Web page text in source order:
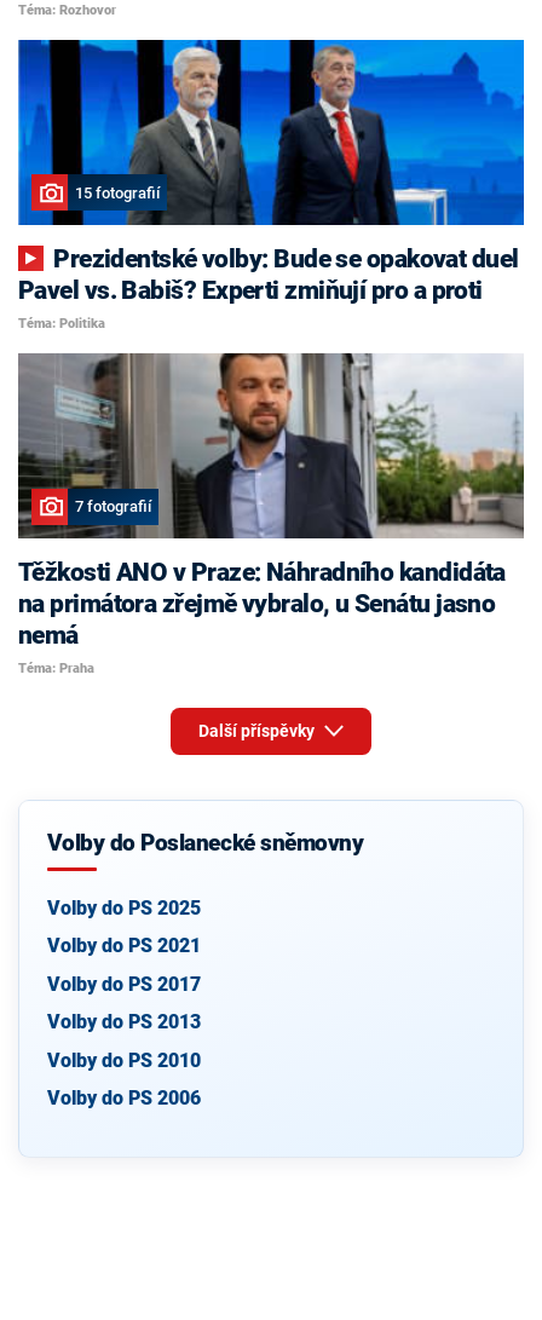
Téma: Rozhovor
15 fotografií
Pavel vs. Babiš? Experti zmiňují pro a proti
Téma: Politika
7 fotografií
Těžkosti ANO v Praze: Náhradního kandidáta
na primátora zřejmě vybralo, u Senátu jasno
nemá
Téma: Praha
Další příspěvky
Volby do Poslanecké sněmovny
Volby do PS 2025
Volby do PS 2021
Volby do PS 2017
Volby do PS 2013
Volby do PS 2010
Volby do PS 2006